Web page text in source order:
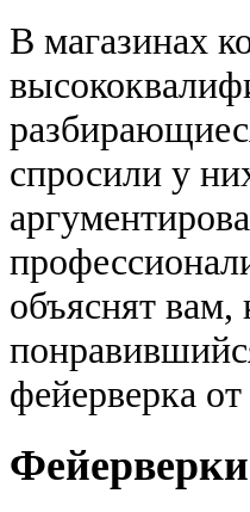
В магазинах
спросили у
объяснят вам,
фейерверка от